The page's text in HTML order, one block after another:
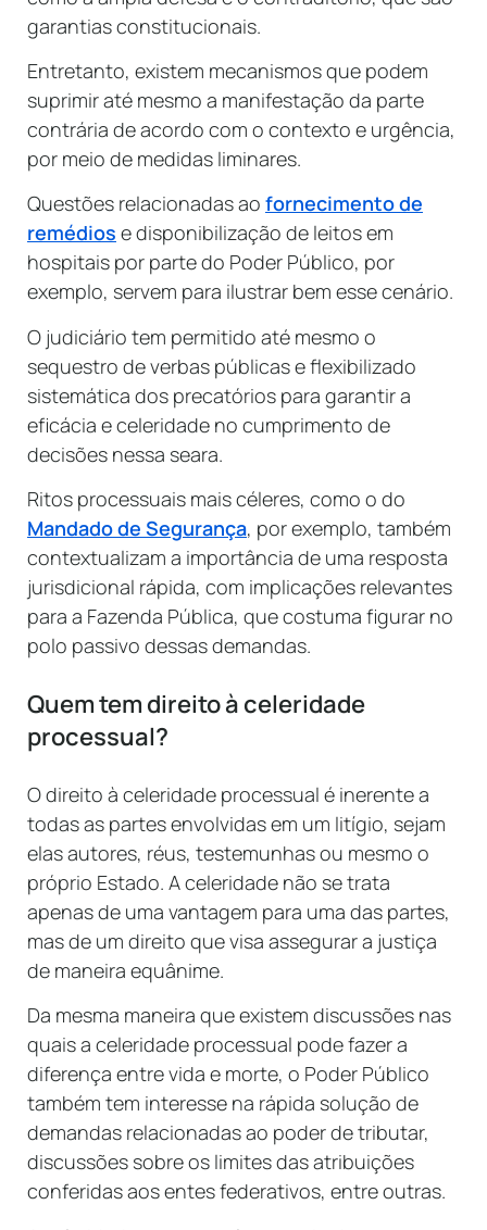
garantias constitucionais.
Entretanto, existem mecanismos que podem
suprimir até mesmo a manifestação da parte
contrária de acordo com o contexto e urgência,
por meio de medidas liminares.
Questões relacionadas ao fornecimento de
remédios e disponibilização de leitos em
hospitais por parte do Poder Público, por
exemplo, servem para ilustrar bem esse cenário.
O judiciário tem permitido até mesmo o
sequestro de verbas públicas e flexibilizado
sistemática dos precatórios para garantir a
eficácia e celeridade no cumprimento de
decisões nessa seara.
Ritos processuais mais céleres, como o do
Mandado de Segurança, por exemplo, também
contextualizam a importância de uma resposta
jurisdicional rápida, com implicações relevantes
para a Fazenda Pública, que costuma figurar no
polo passivo dessas demandas.
Quem tem direito à celeridade
processual?
O direito à celeridade processual é inerente a
todas as partes envolvidas em um litígio, sejam
elas autores, réus, testemunhas ou mesmo o
próprio Estado. A celeridade não se trata
apenas de uma vantagem para uma das partes,
mas de um direito que visa assegurar a justiça
de maneira equânime.
Da mesma maneira que existem discussões nas
quais a celeridade processual pode fazer a
diferença entre vida e morte, o Poder Público
também tem interesse na rápida solução de
demandas relacionadas ao poder de tributar,
discussões sobre os limites das atribuições
conferidas aos entes federativos, entre outras.